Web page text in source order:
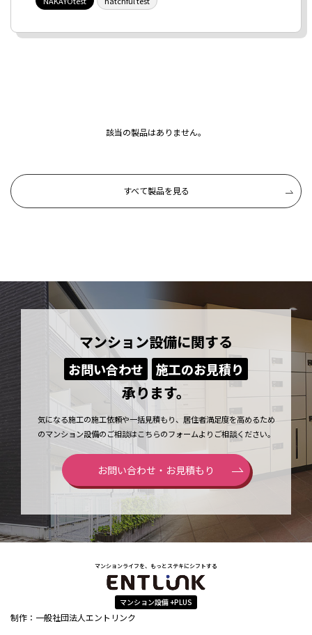
該当の製品はありません。
すべて製品を見る
マンション設備に関する
お問い合わせ 施工のお見積り
承ります。
気になる施工の施工依頼や一括見積もり、居住者満足度を高めるため
のマンション設備のご相談はこちらのフォームよりご相談ください。
お問い合わせ・お見積もり
マンションライフを、もっとステキにシフトする
マンション設備 +PLUS
制作：一般社団法人エントリンク